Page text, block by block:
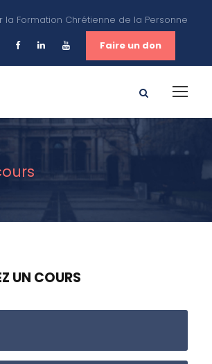
la Formation Chrétienne de la Personne
Faire un don
UN COURS